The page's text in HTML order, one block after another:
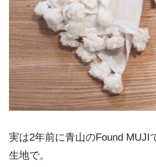
実は2年前に青山のFound MUJI
生地で。